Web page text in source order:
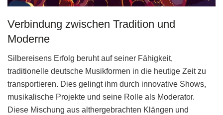
Verbindung zwischen Tradition und
Moderne
Silbereisens Erfolg beruht auf seiner Fähigkeit,
traditionelle deutsche Musikformen in die heutige Zeit zu
transportieren. Dies gelingt ihm durch innovative Shows,
musikalische Projekte und seine Rolle als Moderator.
Diese Mischung aus althergebrachten Klängen und